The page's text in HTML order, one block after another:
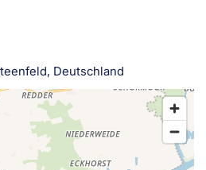
Deutschland